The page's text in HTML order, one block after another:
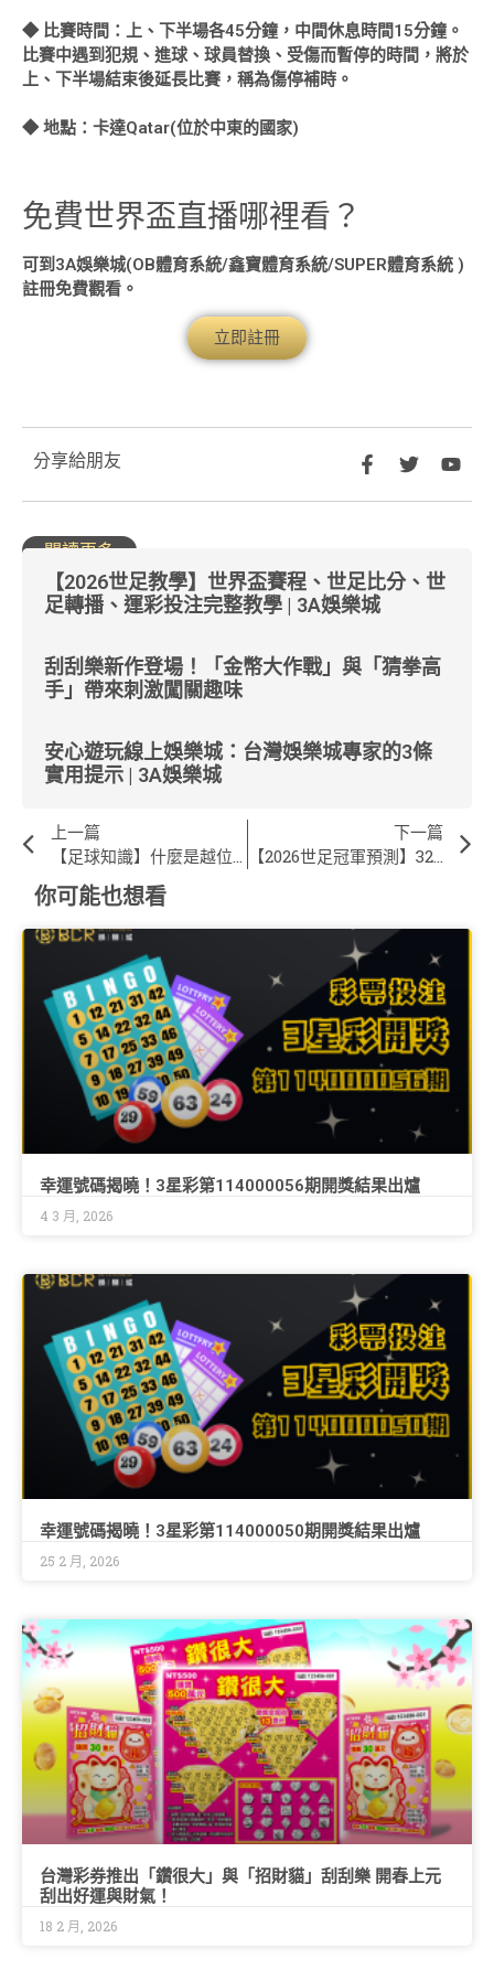
◆ 比賽時間：上、下半場各45分鐘，中間休息時間15分鐘。
比賽中遇到犯規、進球、球員替換、受傷而暫停的時間，將於
上、下半場結束後延長比賽，稱為傷停補時。
◆ 地點：卡達Qatar(位於中東的國家)
免費世界盃直播哪裡看？
可到3A娛樂城(OB體育系統/鑫寶體育系統/SUPER體育系統 )
註冊免費觀看。
立即註冊
分享給朋友
閱讀更多
【2026世足教學】世界盃賽程、世足比分、世
足轉播、運彩投注完整教學 | 3A娛樂城
刮刮樂新作登場！「金幣大作戰」與「猜拳高
手」帶來刺激闖關趣味
安心遊玩線上娛樂城：台灣娛樂城專家的3條
實用提示 | 3A娛樂城
上一篇
【足球知識】什麼是越位(offside)？如何解釋給不懂世界盃足球的女朋友聽！ | 3A娛樂城
下一篇
【2026世足冠軍預測】32隊世界盃分析，誰是今年的冠軍？ | 3A娛樂城
你可能也想看
幸運號碼揭曉！3星彩第114000056期開獎結果出爐
4 3 月, 2026
幸運號碼揭曉！3星彩第114000050期開獎結果出爐
25 2 月, 2026
台灣彩券推出「鑽很大」與「招財貓」刮刮樂 開春上元
刮出好運與財氣！
18 2 月, 2026